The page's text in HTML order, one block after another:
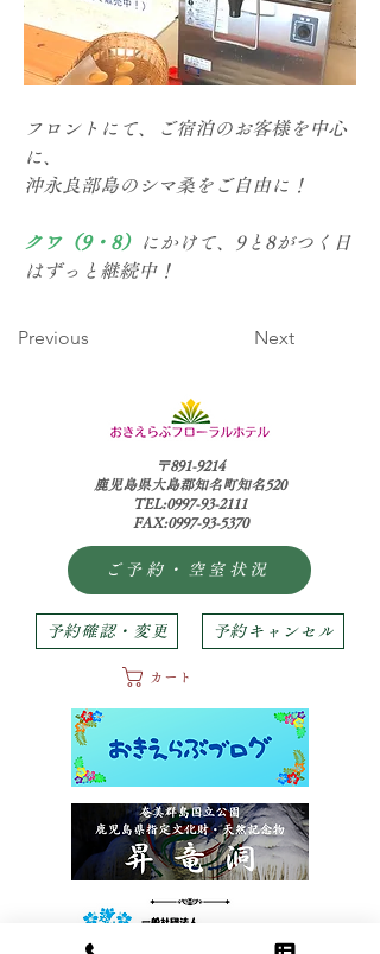
フロントにて、ご宿泊のお客様を中心
に、
沖永良部島のシマ桑をご自由に！
クワ（9・8）
にかけて、9と8がつく日
はずっと継続中！
Previous Next
〒891-9214
鹿児島県大島郡知名町知名520
TEL:0997-93-2111
FAX:0997-93-5370
ご予約・空室状況
予約確認・変更 予約キャンセル
カート